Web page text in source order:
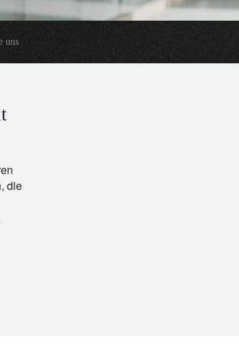
uns
die